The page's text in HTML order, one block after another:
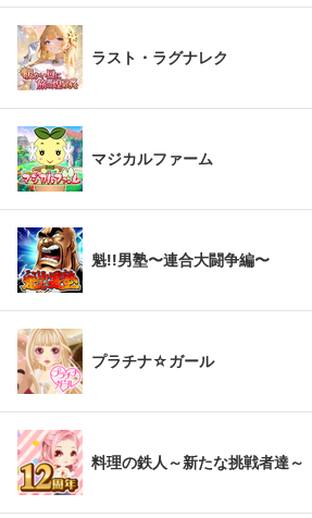
ラスト・ラグナレク
マジカルファーム
魁!!男塾〜連合大闘争編〜
プラチナ☆ガール
料理の鉄人～新たな挑戦者達～